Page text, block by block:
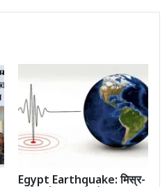
Egypt Earthquake: मिस्र-